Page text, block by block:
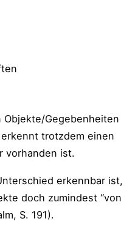
Objekte/Gegebenheiten
trotzdem einen
vorhanden ist.
erkennbar ist,
doch zumindest “von
S. 191).